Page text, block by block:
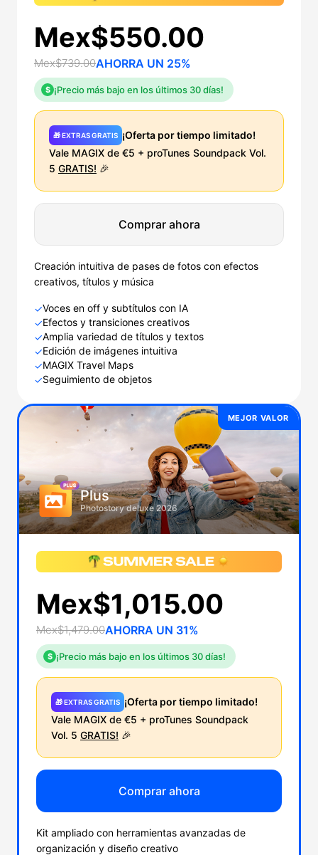
Mex$550.00
Mex$739.00AHORRA UN 25%
$ ¡Precio más bajo en los últimos 30 días!
🎁 EXTRAS GRATIS ¡Oferta por tiempo limitado!
Vale MAGIX de €5 + proTunes Soundpack Vol.
5 GRATIS! 🎉
Comprar ahora
Creación intuitiva de pases de fotos con efectos
creativos, títulos y música
✓Voces en off y subtítulos con IA
✓Efectos y transiciones creativos
✓Amplia variedad de títulos y textos
✓Edición de imágenes intuitiva
✓MAGIX Travel Maps
✓Seguimiento de objetos
MEJOR VALOR
Plus
Photostory deluxe 2026
Mex$1,015.00
Mex$1,479.00AHORRA UN 31%
$ ¡Precio más bajo en los últimos 30 días!
🎁 EXTRAS GRATIS ¡Oferta por tiempo limitado!
Vale MAGIX de €5 + proTunes Soundpack
Vol. 5 GRATIS! 🎉
Comprar ahora
Kit ampliado con herramientas avanzadas de
organización y diseño creativo